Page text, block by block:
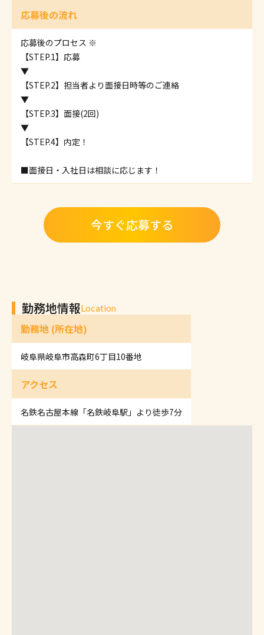
応募後の流れ
応募後のプロセス ※
【STEP.1】応募
▼
【STEP.2】担当者より面接日時等のご連絡
▼
【STEP.3】面接(2回)
▼
【STEP.4】内定！
■面接日・入社日は相談に応じます！
今すぐ応募する
勤務地情報Location
勤務地 (所在地)
岐阜県岐阜市高森町6丁目10番地
アクセス
名鉄名古屋本線「名鉄岐阜駅」より徒歩7分